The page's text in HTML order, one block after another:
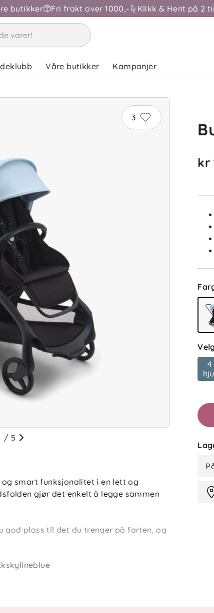
butikker Fri frakt over 1000,- Klikk & Hent på 2
Våre butikker Kampanjer
3
/ 5
smart funksjonalitet i en lett og
gjør det enkelt å legge sammen
god plass til det du trenger på farten, og
kr
4